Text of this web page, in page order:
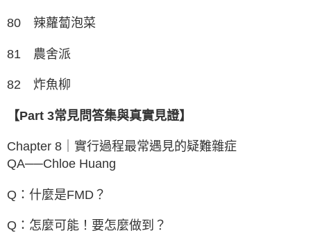
80 辣蘿蔔泡菜
81 農舍派
82 炸魚柳
【Part 3常見問答集與真實見證】
Chapter 8｜實行過程最常遇見的疑難雜症
QA──Chloe Huang
Q：什麼是FMD？
Q：怎麼可能！要怎麼做到？